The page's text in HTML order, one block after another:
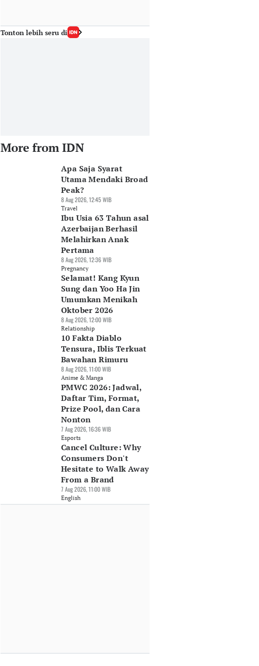
Tonton lebih seru di
More from IDN
Apa Saja Syarat
Utama Mendaki Broad
Peak?
8 Aug 2026, 12:45 WIB
Travel
Ibu Usia 63 Tahun asal
Azerbaijan Berhasil
Melahirkan Anak
Pertama
8 Aug 2026, 12:36 WIB
Pregnancy
Selamat! Kang Kyun
Sung dan Yoo Ha Jin
Umumkan Menikah
Oktober 2026
8 Aug 2026, 12:00 WIB
Relationship
10 Fakta Diablo
Tensura, Iblis Terkuat
Bawahan Rimuru
8 Aug 2026, 11:00 WIB
Anime & Manga
PMWC 2026: Jadwal,
Daftar Tim, Format,
Prize Pool, dan Cara
Nonton
7 Aug 2026, 16:36 WIB
Esports
Cancel Culture: Why
Consumers Don't
Hesitate to Walk Away
From a Brand
7 Aug 2026, 11:00 WIB
English